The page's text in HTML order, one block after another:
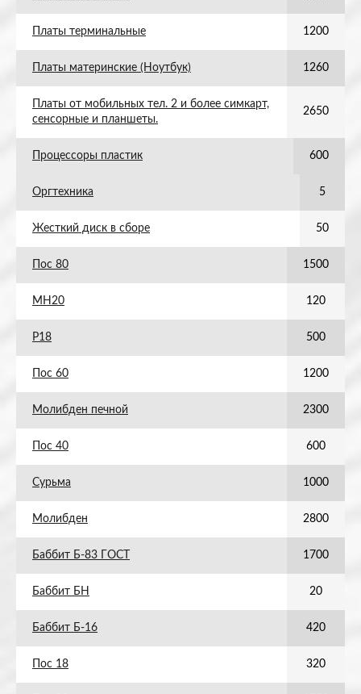
Платы терминальные 1200
Платы материнские (Ноутбук) 1260
Платы от мобильных тел. 2 и более симкарт,
сенсорные и планшеты.
2650
Процессоры пластик 600
Оргтехника 5
Жесткий диск в сборе 50
Пос 80 1500
МН20 120
Р18 500
Пос 60 1200
Молибден печной 2300
Пос 40 600
Сурьма 1000
Молибден 2800
Баббит Б-83 ГОСТ 1700
Баббит БН 20
Баббит Б-16 420
Пос 18 320